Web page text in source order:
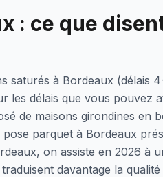
: ce que
saturés à Bordeaux (délais
les délais que vous pouvez
de maisons girondines en
parquet à Bordeaux
on assiste en 2026 à
davantage la